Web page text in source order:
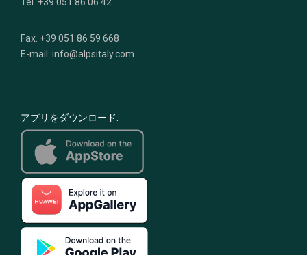
Fax. +39 051 86 59 668
E-mail: info@alpsitaly.com
アプリをダウンロード: